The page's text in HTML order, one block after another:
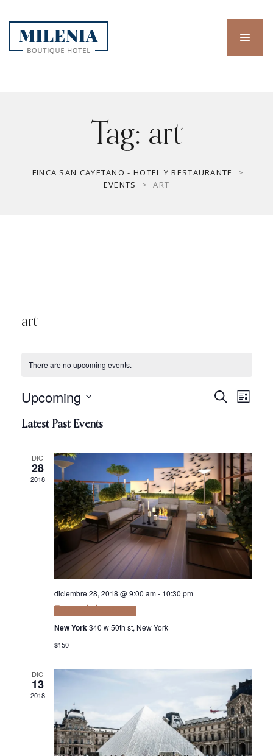
Tag: art
FINCA SAN CAYETANO - HOTEL Y RESTAURANTE
>
EVENTS
> ART
art
There are no upcoming events.
and
SearchList
Upcoming
date.
Latest Past Events
DIC
28
2018
diciembre 28, 2018 @ 9:00 am- 10:30 pm
New York340 w 50th st, New York
$150
DIC
13
2018